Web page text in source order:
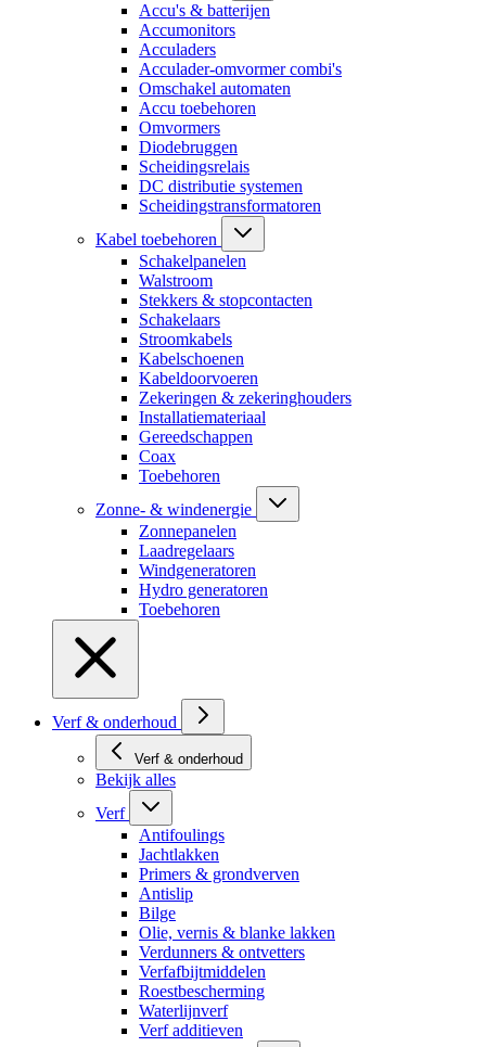
Accu's & batterijen
Accumonitors
Acculaders
Acculader-omvormer combi's
Omschakel automaten
Accu toebehoren
Omvormers
Diodebruggen
Scheidingsrelais
DC distributie systemen
Scheidingstransformatoren
Kabel toebehoren
Schakelpanelen
Walstroom
Stekkers & stopcontacten
Schakelaars
Stroomkabels
Kabelschoenen
Kabeldoorvoeren
Zekeringen & zekeringhouders
Installatiemateriaal
Gereedschappen
Coax
Toebehoren
Zonne- & windenergie
Zonnepanelen
Laadregelaars
Windgeneratoren
Hydro generatoren
Toebehoren
Verf & onderhoud
Verf & onderhoud
Bekijk alles
Verf
Antifoulings
Jachtlakken
Primers & grondverven
Antislip
Bilge
Olie, vernis & blanke lakken
Verdunners & ontvetters
Verfafbijtmiddelen
Roestbescherming
Waterlijnverf
Verf additieven